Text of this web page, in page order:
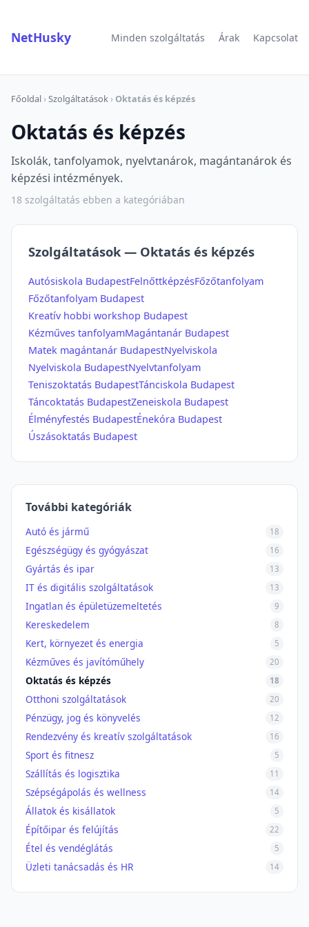
NetHusky Minden szolgáltatás Árak Kapcsolat
Főoldal ›Szolgáltatások › Oktatás és képzés
Oktatás és képzés
Iskolák, tanfolyamok, nyelvtanárok, magántanárok és
képzési intézmények.
18 szolgáltatás ebben a kategóriában
Szolgáltatások — Oktatás és képzés
Autósiskola BudapestFelnőttképzésFőzőtanfolyam
Főzőtanfolyam Budapest
Kreatív hobbi workshop Budapest
Kézműves tanfolyamMagántanár Budapest
Matek magántanár BudapestNyelviskola
Nyelviskola BudapestNyelvtanfolyam
Teniszoktatás BudapestTánciskola Budapest
Táncoktatás BudapestZeneiskola Budapest
Élményfestés BudapestÉnekóra Budapest
Úszásoktatás Budapest
További kategóriák
Autó és jármű 18
Egészségügy és gyógyászat 16
Gyártás és ipar 13
IT és digitális szolgáltatások 13
Ingatlan és épületüzemeltetés 9
Kereskedelem 8
Kert, környezet és energia 5
Kézműves és javítóműhely 20
Oktatás és képzés 18
Otthoni szolgáltatások 20
Pénzügy, jog és könyvelés 12
Rendezvény és kreatív szolgáltatások 16
Sport és fitnesz 5
Szállítás és logisztika 11
Szépségápolás és wellness 14
Állatok és kisállatok 5
Építőipar és felújítás 22
Étel és vendéglátás 5
Üzleti tanácsadás és HR 14